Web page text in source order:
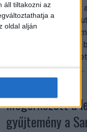
áll tiltakozni az
a
oldal alján
A munkavállalók nagy
munkában, ám friss
szervezetnél
világos irányelvek és
különösen ott
üzleti információkkal...
Megérkezett a
gyűjtemény a